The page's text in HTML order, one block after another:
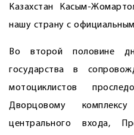
Казахстан Касым-
нашу страну с
Во второй половине
государства в
мотоциклистов
Дворцовому
центрального входа,